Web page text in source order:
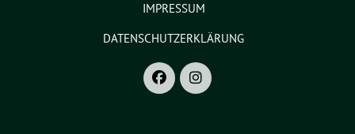
IMPRESSUM
DATENSCHUTZERKLÄRUNG